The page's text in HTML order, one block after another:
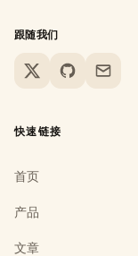
跟随我们
X GitHubEmail
快速链接
首页
产品
文章